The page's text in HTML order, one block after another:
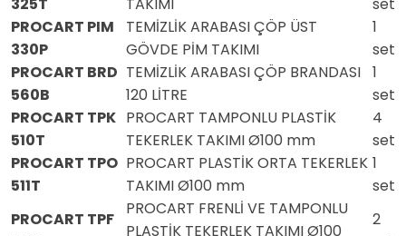
325T
TAKIMI
set
PROCART PIM
330P
TEMİZLİK ARABASI ÇÖP ÜST
GÖVDE PİM TAKIMI
1
set
PROCART BRD
560B
TEMİZLİK ARABASI ÇÖP BRANDASI
120 LİTRE
1
set
PROCART TPK
510T
PROCART TAMPONLU PLASTİK
TEKERLEK TAKIMI Ø100 mm
4
set
PROCART TPO
511T
PROCART PLASTİK ORTA TEKERLEK
TAKIMI Ø100 mm
1
set
PROCART TPF
PROCART FRENLİ VE TAMPONLU
PLASTİK TEKERLEK TAKIMI Ø100
2